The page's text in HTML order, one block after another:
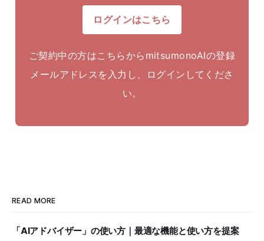
ログインはこちら
ご契約中の方はこちらからmitsumonoAIの登録
メールアドレスを入力し、ログインしてくださ
い。
READ MORE
「AIアドバイザー」の使い方｜最適な機能と使い方を提案